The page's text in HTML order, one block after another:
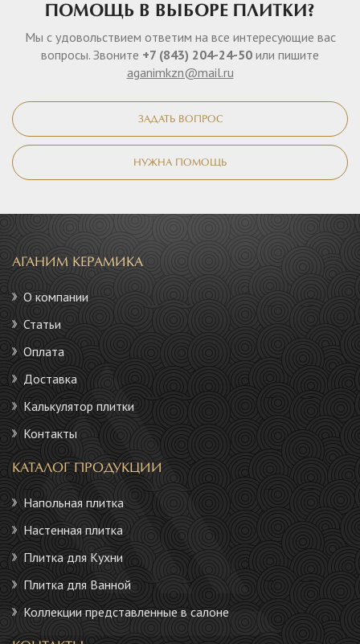
ПОМОЩЬ В ВЫБОРЕ ПЛИТКИ?
Мы с удовольствием ответим на все интересующие вас
вопросы. Звоните +7 (843) 204-24-50 или пишите
aganimkzn@mail.ru
ЗАДАТЬ ВОПРОС
НУЖНА ПОМОЩЬ
АГАНИМ КЕРАМИКА
О компании
Статьи
Оплата
Доставка
Калькулятор плитки
Контакты
КАТАЛОГ ПРОДУКЦИИ
Напольная плитка
Настенная плитка
Плитка для Кухни
Плитка для Ванной
Коллекции представленные в салоне